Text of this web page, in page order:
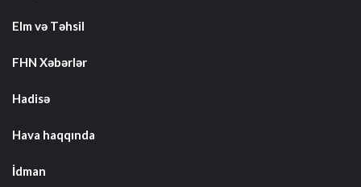
Elm və Təhsil
FHN Xəbərlər
Hadisə
Hava haqqında
İdman